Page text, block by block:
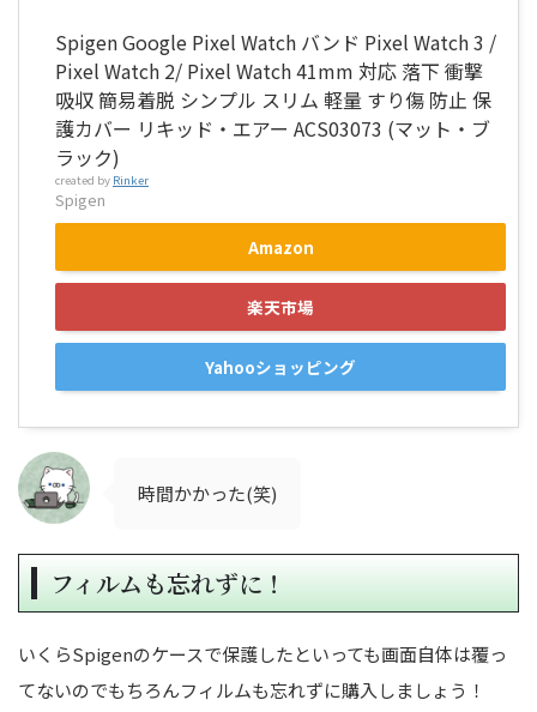
Spigen Google Pixel Watch バンド Pixel Watch 3 /
Pixel Watch 2/ Pixel Watch 41mm 対応 落下 衝撃
吸収 簡易着脱 シンプル スリム 軽量 すり傷 防止 保
護カバー リキッド・エアー ACS03073 (マット・ブ
ラック)
created by Rinker
Spigen
Amazon
楽天市場
Yahooショッピング
時間かかった(笑)
フィルムも忘れずに！
いくらSpigenのケースで保護したといっても画面自体は覆っ
てないのでもちろんフィルムも忘れずに購入しましょう！